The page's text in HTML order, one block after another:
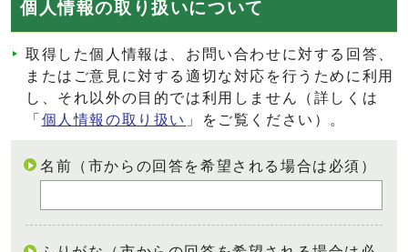
個人情報の取り扱いについて
取得した個人情報は、お問い合わせに対する回答、
またはご意見に対する適切な対応を行うために利用
し、それ以外の目的では利用しません（詳しくは
「 個人情報の取り扱い 」をご覧ください）。
名前（市からの回答を希望される場合は必須）